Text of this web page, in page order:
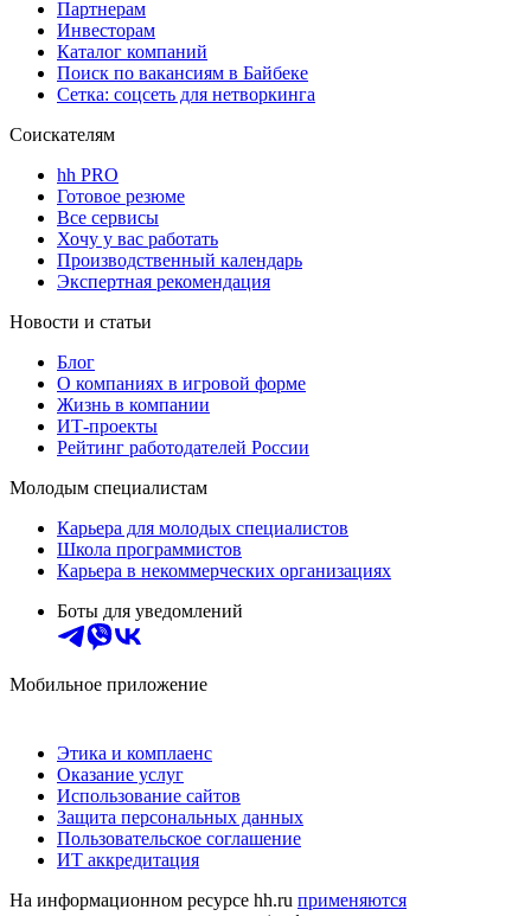
Партнерам
Инвесторам
Каталог компаний
Поиск по вакансиям в Байбеке
Сетка: соцсеть для нетворкинга
Соискателям
hh PRO
Готовое резюме
Все сервисы
Хочу у вас работать
Производственный календарь
Экспертная рекомендация
Новости и статьи
Блог
О компаниях в игровой форме
Жизнь в компании
ИТ-проекты
Рейтинг работодателей России
Молодым специалистам
Карьера для молодых специалистов
Школа программистов
Карьера в некоммерческих организациях
Боты для уведомлений
Мобильное приложение
Этика и комплаенс
Оказание услуг
Использование сайтов
Защита персональных данных
Пользовательское соглашение
ИТ аккредитация
На информационном ресурсе hh.ru применяются